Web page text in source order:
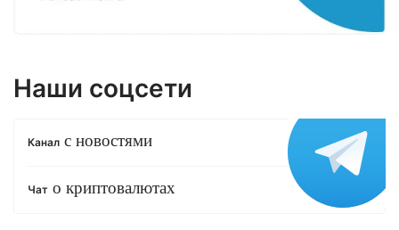
Наши соцсети
Канал с новостями
Чат о криптовалютах